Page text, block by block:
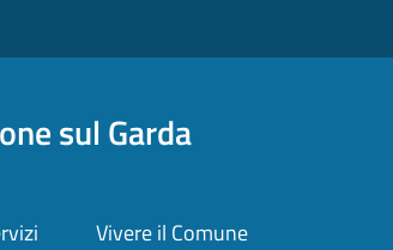
sul Garda
Vivere il Comune